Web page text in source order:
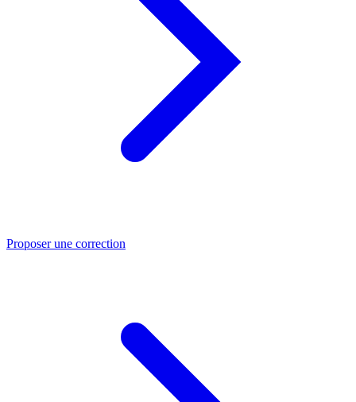
Proposer une correction